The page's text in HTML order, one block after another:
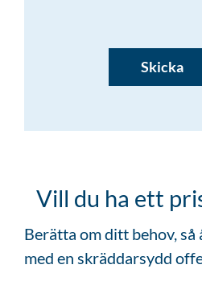
Vill du ha ett
Berätta om ditt behov, så
med en skräddarsydd